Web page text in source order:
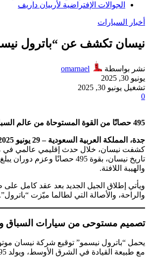
الجوالات الإفتراضية لأربيان داريف
أخبار السيارات
نيسان تكشف عن “باترول
نشر بواسطة
omarnael
يونيو 30, 2025
تشغيل يونيو 30, 2025
0
495 حصانًا من القوة المستوحاة من عالم السباقات وتصميم جريء يلبي تطلعات عملاء الشرق الأوسط
جدة، المملكة العربية السعودية – 29 يونيو 2025
والهيبة اللافتة.
ويأتي إطلاق الجيل الجديد بعد عقد كامل
والراحة، والأصالة التي لطالما ميّزت “باترول”.
تصميم مستوحى من سيارات السباق
مع طبيعة القيادة في الشرق الأوسط، ويولد 495 حصانًا – ما يجعله أقوى محرك باترول حتى الآن.